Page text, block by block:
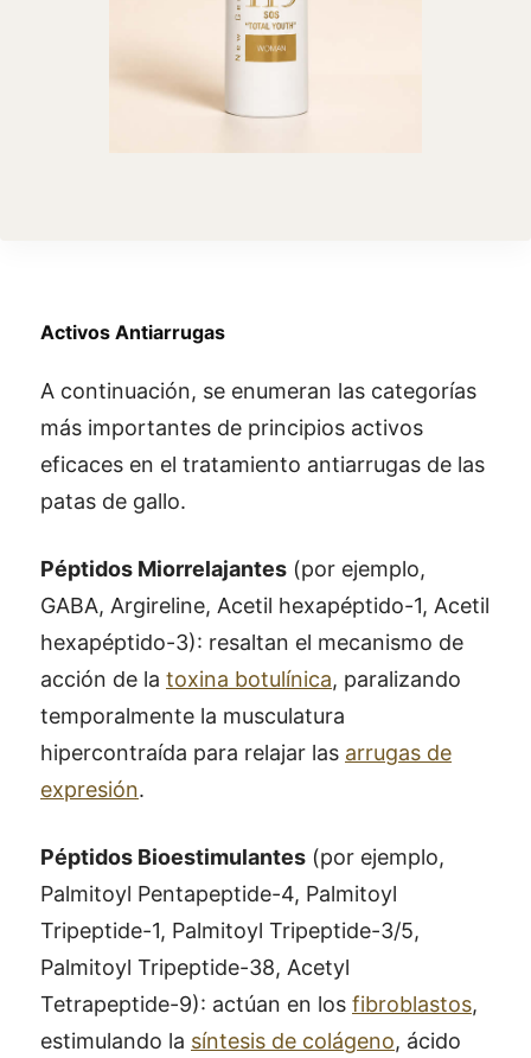
Activos Antiarrugas
A continuación, se enumeran las categorías
más importantes de principios activos
eficaces en el tratamiento antiarrugas de las
patas de gallo.
Péptidos Miorrelajantes (por ejemplo,
GABA, Argireline, Acetil hexapéptido-1, Acetil
hexapéptido-3): resaltan el mecanismo de
acción de la toxina botulínica, paralizando
temporalmente la musculatura
hipercontraída para relajar las arrugas de
expresión.
Péptidos Bioestimulantes (por ejemplo,
Palmitoyl Pentapeptide-4, Palmitoyl
Tripeptide-1, Palmitoyl Tripeptide-3/5,
Palmitoyl Tripeptide-38, Acetyl
Tetrapeptide-9): actúan en los fibroblastos,
estimulando la síntesis de colágeno, ácido